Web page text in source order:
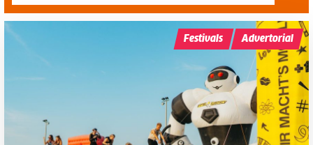
Festivals Advertorial